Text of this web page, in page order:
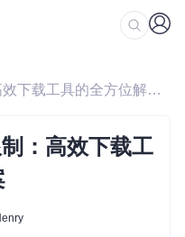
/ 突破1Fichier下载限制：高效下载工具的全方位解决方案
：高效下载工